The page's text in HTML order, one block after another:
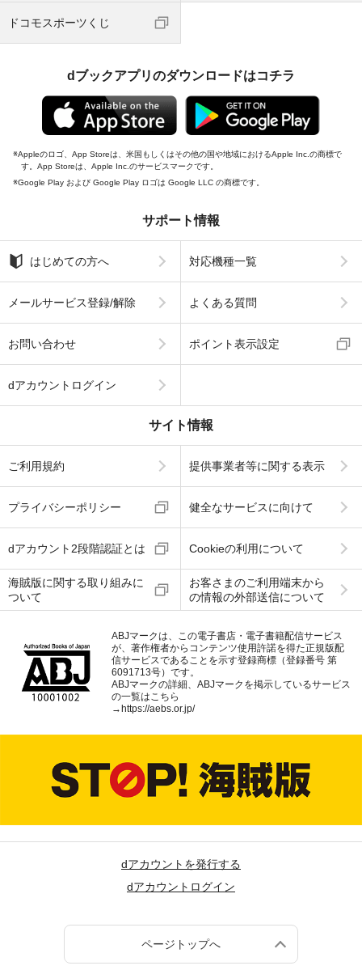
ドコモスポーツくじ
dブックアプリのダウンロードはコチラ
Appleのロゴ、App Storeは、米国もしくはその他の国や地域におけるApple Inc.の商標で
す。App Storeは、Apple Inc.のサービスマークです。
Google Play および Google Play ロゴは Google LLC の商標です。
サポート情報
はじめての方へ 対応機種一覧
メールサービス登録/解除 よくある質問
お問い合わせ ポイント表示設定
dアカウントログイン
サイト情報
ご利用規約 提供事業者等に関する表示
プライバシーポリシー 健全なサービスに向けて
dアカウント2段階認証とは Cookieの利用について
海賊版に関する取り組みに
ついて
お客さまのご利用端末から
の情報の外部送信について
ABJマークは、この電子書店・電子書籍配信サービス
が、著作権者からコンテンツ使用許諾を得た正規版配
信サービスであることを示す登録商標（登録番号 第
6091713号）です。
ABJマークの詳細、ABJマークを掲示しているサービス
の一覧はこちら
→ https://aebs.or.jp/
dアカウントを発行する
dアカウントログイン
ページトップへ